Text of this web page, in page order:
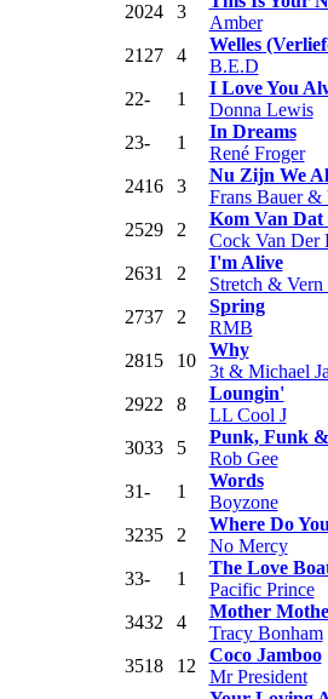
2024 3
Amber
21 27 4
Welles
B.E.D
22- 1
I Love You
Donna Lewis
23- 1
In Dreams
René Froger
2416 3
Nu Zijn We
Frans Bauer &
2529 2
Kom Van Dat
Cock Van Der
2631 2
I'm Alive
Stretch &
2737 2
Spring
RMB
2815 10
Why
3t & Michael
2922 8
Loungin'
LL Cool J
3033 5
Punk, Funk &
Rob Gee
31- 1
Words
Boyzone
3235 2
Where Do
No Mercy
33- 1
The Love
Pacific Prince
3432 4
Mother
Tracy Bonham
3518 12
Coco Jamboo
Mr President